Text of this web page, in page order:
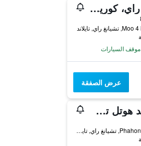
كاهافادي تشيانغ راي، كوريو كوليكشن باي هيلتون
موقف السيارات
عرض الصفقة
لو باتا ريزورت آند هوتل تشيانغ راي
610 Phahonyothin Road T.Wieng, تشيانغ راي, تايلاند